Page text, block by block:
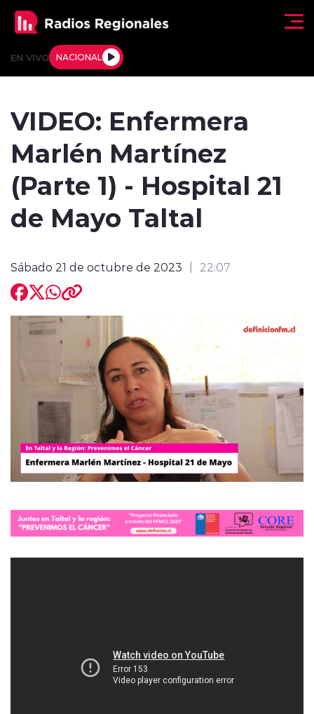
EN VIVO NACIONAL
Regiones al Aire
Entrevistas
modo claro
VIDEO: Enfermera
Marlén Martínez
(Parte 1) - Hospital 21
de Mayo Taltal
Sábado 21 de octubre de 2023 22:07